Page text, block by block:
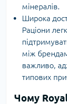
мінералів.
Широка
Раціони
між
важливо,
типових
Чому